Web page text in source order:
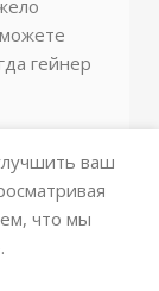
гейнер
ваш
что мы